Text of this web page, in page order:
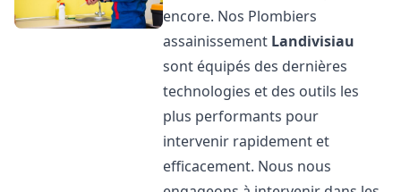
encore. Nos Plombiers
assainissement Landivisiau
sont équipés des dernières
technologies et des outils les
plus performants pour
intervenir rapidement et
efficacement. Nous nous